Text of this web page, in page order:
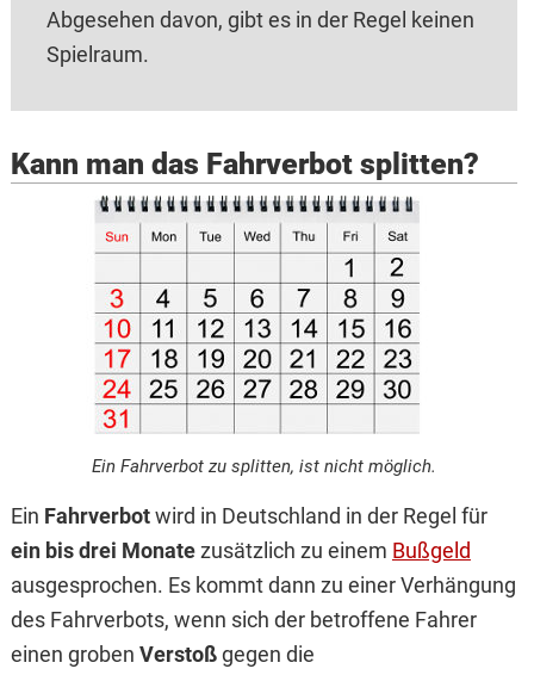
Abgesehen davon, gibt es in der Regel keinen
Spielraum.
Kann man das Fahrverbot splitten?
Ein Fahrverbot zu splitten, ist nicht möglich.
Ein Fahrverbotwird in Deutschland in der Regel für
ein bis drei Monatezusätzlich zu einem Bußgeld
ausgesprochen. Es kommt dann zu einer Verhängung
des Fahrverbots, wenn sich der betroffene Fahrer
einen groben Verstoßgegen die